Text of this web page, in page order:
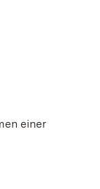
einer